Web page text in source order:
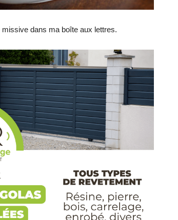
missive dans ma boîte aux lettres.